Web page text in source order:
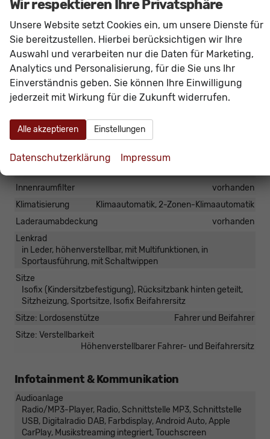
Das Fahrzeug verfügt über kein fest verbautes
Navigationssystem. Durch Apple CarPlay /
Android Auto ist jedoch eineNavigationüber
kompatible Smartphone-Apps (z.B. Google Maps
oder Apple Karten) über denFahrzeugbildschirm
möglich.
Innen
Armlehnen
Doppelter Laderaumboden
Innenraumfilter
vorhanden
Klimatisierung
Klimaautomatik, 2-Zonen-Klimaautomatik
Laderaumabdeckung
vorhanden
Lenkrad
in Leder, höhenverstellbar, mit Multifunktionen, in
Sportausführung, mit Schaltwippen
Sitze
Isofix (Kindersitzbefestigung), Rücksitzbank hinten geteilt,
Sitzheizung, Sportsitze, Isofix Beifahrersitz
Sitze: Lordosenstütze
Fahrer und Beifahrer
Sitze: Verstellbarkeit
Höhenverstellbarer Fahrer- und Beifahrersitz
Infotainment & Kommunikation
Audioanlage
Radio/MP3-Player, Radio, Schnittstelle MP3, Schnittstelle
USB, Digitalradio DAB, Farbdisplay, Android Auto, Apple
CarPlay, Musikstreaming integriert, Touchscreen
Wir respektieren Ihre Privatsphäre
Unsere Website setzt Cookies ein, um unsere Dienste für
Sie bereitzustellen. Hierbei berücksichtigen wir Ihre
Auswahl und verarbeiten nur die Daten für Marketing,
Analytics und Personalisierung, für die Sie uns Ihr
Einverständnis geben. Sie können Ihre Einwilligung
jederzeit mit Wirkung für die Zukunft widerrufen.
Alle akzeptieren Einstellungen
Datenschutzerklärung Impressum